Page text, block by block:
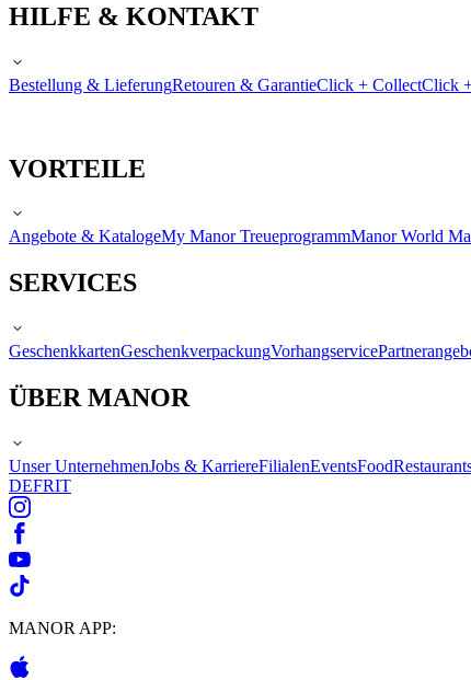
HILFE & KONTAKT
Bestellung & LieferungRetouren & GarantieClick + CollectClick
VORTEILE
Angebote & KatalogeMy Manor TreueprogrammManor World
SERVICES
GeschenkkartenGeschenkverpackungVorhangservice
ÜBER MANOR
Unser UnternehmenJobs & KarriereFilialenEventsFood
DEFRIT
MANOR APP: